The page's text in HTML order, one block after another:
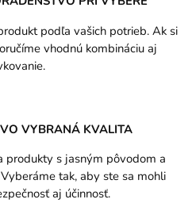
podľa vašich potrieb. Ak si
vhodnú kombináciu aj
VYBRANÁ KVALITA
produkty s jasným pôvodom a
tak, aby ste sa mohli
aj účinnosť.